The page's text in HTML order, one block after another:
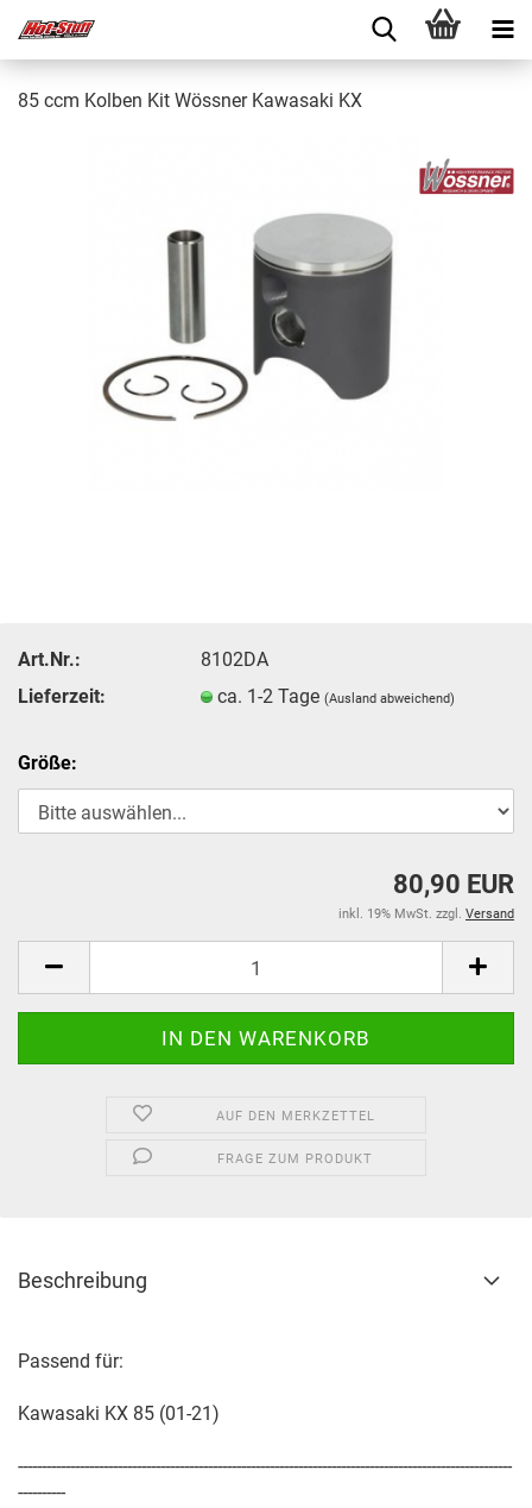
85 ccm Kolben Kit Wössner Kawasaki KX
Art.Nr.:
8102DA
Lieferzeit:
ca. 1-2 Tage(Ausland abweichend)
Größe:
80,90 EUR
inkl. 19% MwSt. zzgl. Versand
AUF DEN MERKZETTEL
FRAGE ZUM PRODUKT
Beschreibung
Passend für:
Kawasaki KX 85 (01-21)
--------------------------------------------------------------------------------------------------------
----------